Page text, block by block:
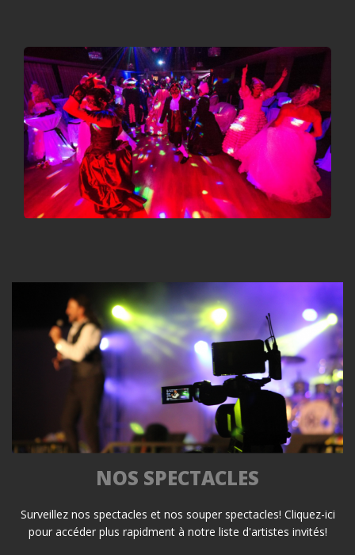
NOS SPECTACLES
Surveillez nos spectacles et nos souper spectacles! Cliquez-ici
pour accéder plus rapidment à notre liste d'artistes invités!